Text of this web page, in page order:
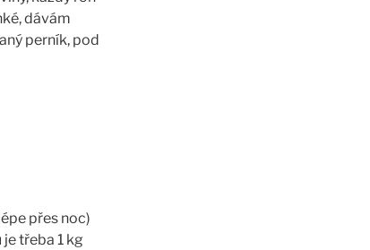
dávám
perník, pod
přes noc)
třeba 1 kg